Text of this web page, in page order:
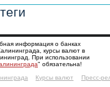
информация о банках
курсы валют в
При использовании
" обязательна!
Курсы валют Пресс-